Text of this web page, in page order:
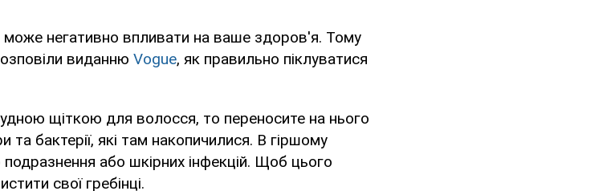
негативно впливати на ваше здоров'я. Тому
виданню Vogue, як правильно піклуватися
щіткою для волосся, то переносите на нього
та бактерії, які там накопичилися. В гіршому
або шкірних інфекцій. Щоб цього
свої гребінці.